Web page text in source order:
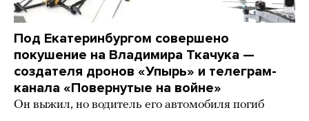
Под Екатеринбургом совершено
покушение на Владимира Ткачука —
создателя дронов «Упырь» и телеграм-
канала «Повернутые на войне»
Он выжил, но водитель его автомобиля погиб